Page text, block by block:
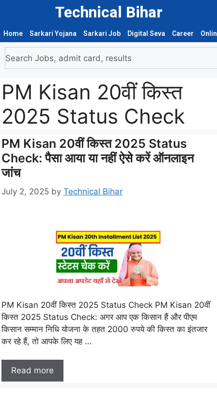
Technical Bihar
Home Sarkari Yojana Sarkari Job Digital Seva Career
PM Kisan 20वीं किस्त
2025 Status Check
PM Kisan 20वीं किस्त 2025 Status
Check: पैसा आया या नहीं ऐसे करें ऑनलाइन
जांच
July 2, 2025 by Technical Bihar
PM Kisan 20वीं किस्त 2025 Status Check PM Kisan 20वीं
किस्त 2025 Status Check: अगर आप एक किसान हैं और पीएम
किसान सम्मान निधि योजना के तहत 2000 रुपये की किस्त का इंतजार
कर रहे हैं, तो आपके लिए यह …
Read more